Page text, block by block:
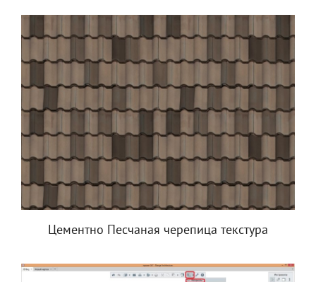
Цементно Песчаная черепица текстура